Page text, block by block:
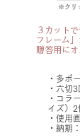
※クリ
３カット
フレーム
贈答用にオ
・​多ポ
・六切
・コラ
イズ）2
・使用
・納期